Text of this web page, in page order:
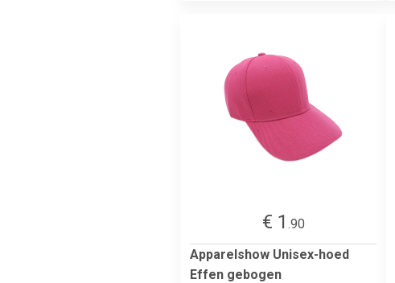
€ 1 .90
Apparelshow Unisex-hoed
Effen gebogen